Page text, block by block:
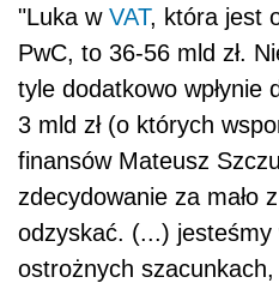
"Luka w VAT, która jest
PwC, to 36-56 mld zł.
tyle dodatkowo wpłynie
3 mld zł (o których
finansów Mateusz
zdecydowanie za mało
odzyskać. (...)
ostrożnych szacunkach,